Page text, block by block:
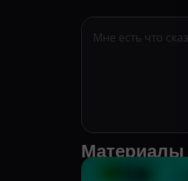
Материалы